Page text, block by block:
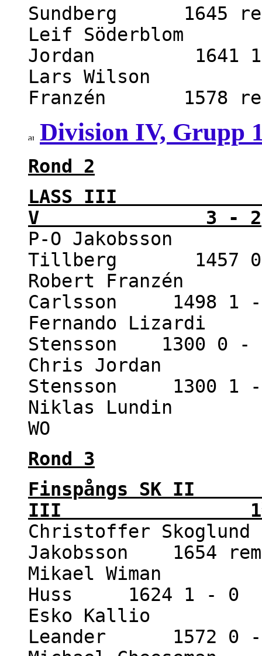
Sundberg 1645
Leif Söderblom
Jordan 1641 1
Lars Wilson
Franzén 1578
Division IV, Grupp
Rond 2
LASS III -
V 3 - 2
P-O Jakobsson
Tillberg 1457 0
Robert Franzén
Carlsson 1498 1
Fernando Lizardi
Stensson 1300 0 -
Chris Jordan
Stensson 1300 1
Niklas Lundin
WO 1
Rond 3
Finspångs SK
III 1½ -
Christoffer Skoglund
Jakobsson 1654
Mikael Wiman
Huss 1624 1 - 0
Esko Kallio
Leander 1572 0